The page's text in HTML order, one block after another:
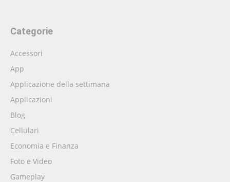
Categorie
Accessori
App
Applicazione della settimana
Applicazioni
Blog
Cellulari
Economia e Finanza
Foto e Video
Gameplay